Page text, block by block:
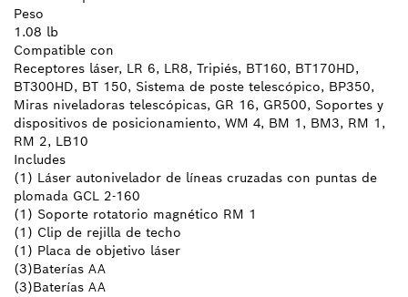
Peso
1.08 lb
Compatible con
Receptores láser, LR 6, LR8, Tripiés, BT160, BT170HD,
BT300HD, BT 150, Sistema de poste telescópico, BP350,
Miras niveladoras telescópicas, GR 16, GR500, Soportes y
dispositivos de posicionamiento, WM 4, BM 1, BM3, RM 1,
RM 2, LB10
Includes
(1) Láser autonivelador de líneas cruzadas con puntas de
plomada GCL 2-160
(1) Soporte rotatorio magnético RM 1
(1) Clip de rejilla de techo
(1) Placa de objetivo láser
(3)Baterías AA
(3)Baterías AA